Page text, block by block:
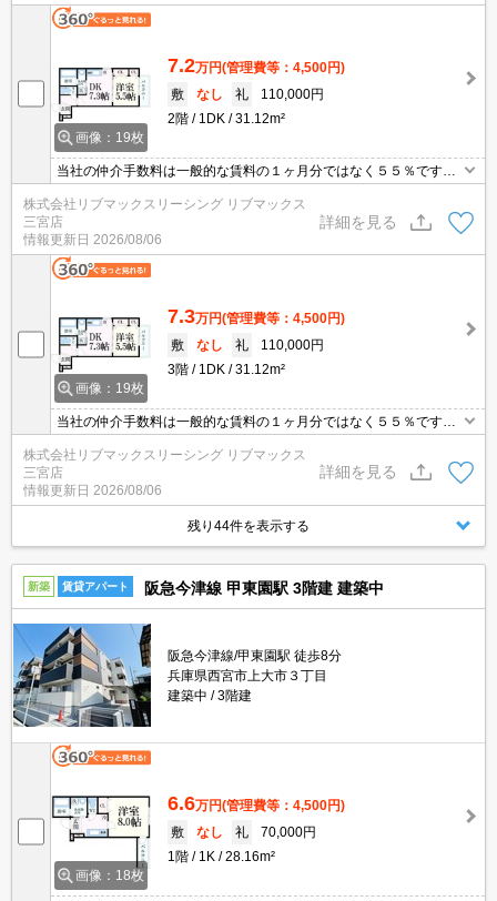
画像：19枚
7.2万円(管理費等：4,500円)
敷
なし 礼
110,000円
2階
1DK 31.12m²
当社の仲介手数料は一般的な賃料の１ヶ月分ではなく５５％です。
ネット・Wi-Fi無料。初期費用クレジット支払可能。他社掲載物件も
まとめてご紹介可能です。問合せ当日でもご対応可能。土日祝日は
混み合いますのでお早めにご予約ください。当店は家主強制でない
場合、消毒・抗菌代や安心サポート代など不要費用は一切不要。
株式会社リブマックスリーシング リブマックス
三宮店
情報更新日 2026/08/06
詳細を見る
画像：19枚
7.3万円(管理費等：4,500円)
敷
なし 礼
110,000円
3階
1DK 31.12m²
当社の仲介手数料は一般的な賃料の１ヶ月分ではなく５５％です。
ネット・Wi-Fi無料。初期費用クレジット支払可能。他社掲載物件も
まとめてご紹介可能です。問合せ当日でもご対応可能。土日祝日は
混み合いますのでお早めにご予約ください。当店は家主強制でない
場合、消毒・抗菌代や安心サポート代など不要費用は一切不要。
株式会社リブマックスリーシング リブマックス
三宮店
情報更新日 2026/08/06
詳細を見る
残り44件を表示する
新築 賃貸アパート 阪急今津線 甲東園駅 3階建 建築中
阪急今津線/甲東園駅 徒歩8分
兵庫県西宮市上大市３丁目
建築中
3階建
画像：18枚
6.6万円(管理費等：4,500円)
敷
なし 礼
70,000円
1階
1K 28.16m²